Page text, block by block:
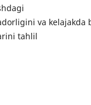
va kelajakda
tahlil